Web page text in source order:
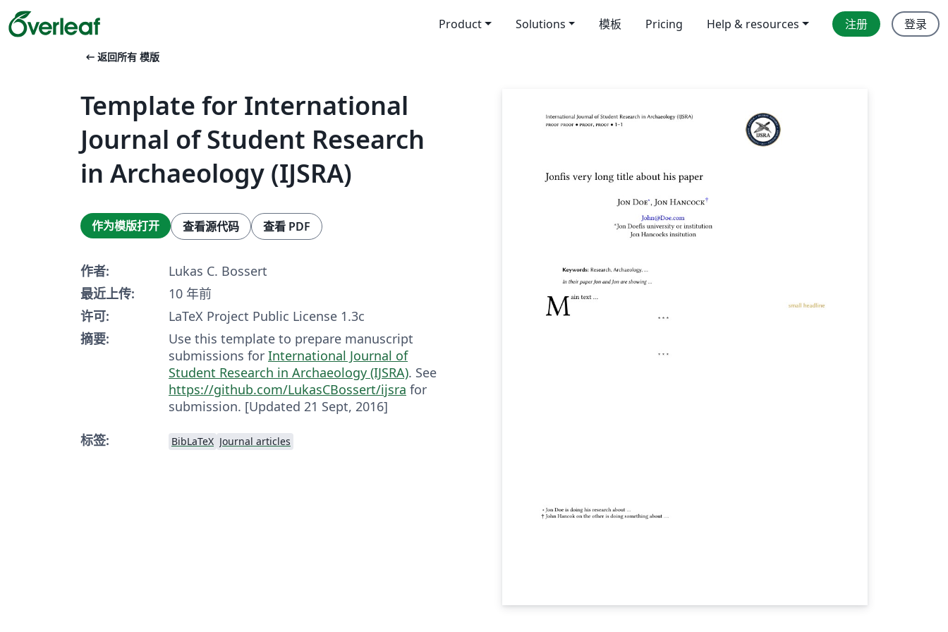
Product Solutions 模板 Pricing Help & resources 注册 登录
arrow_left_alt 返回所有 模版
Template for In­ter­na­tional
Jour­nal of Stu­dent Re­search
in Ar­chae­ol­ogy (IJSRA)
作为模版打开 查看源代码 查看 PDF
作者:
Lukas C. Bossert
最近上传:
10 年前
许可:
LaTeX Project Public License 1.3c
摘要:
Use this template to prepare manuscript
submissions for In­ter­na­tional Jour­nal of
Stu­dent Research in Ar­chae­ol­ogy (IJSRA). See
https://github.com/LukasCBossert/ijsra for
submission. [Updated 21 Sept, 2016]
标签:
BibLaTeX Journal articles